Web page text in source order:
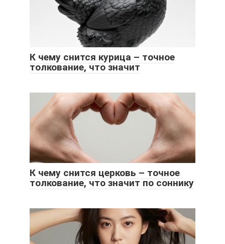
К чему снится курица – точное
толкование, что значит
К чему снится церковь – точное
толкование, что значит по соннику